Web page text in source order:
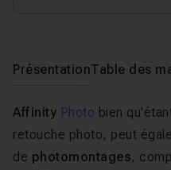
PrésentationTable des
Affinity Photo bien
retouche photo, peut
de photomontages,